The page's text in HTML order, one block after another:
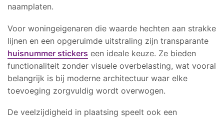
naamplaten.
Voor woningeigenaren die waarde hechten aan strakke
lijnen en een opgeruimde uitstraling zijn transparante
huisnummer stickers een ideale keuze. Ze bieden
functionaliteit zonder visuele overbelasting, wat vooral
belangrijk is bij moderne architectuur waar elke
toevoeging zorgvuldig wordt overwogen.
De veelzijdigheid in plaatsing speelt ook een